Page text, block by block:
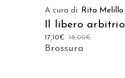
A cura di: Rita Melillo
Il libero arbitrio
18,00€
17,10€
Brossura